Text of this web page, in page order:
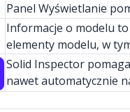
Panel Wyświetlanie
Informacje o modelu
elementy modelu, w
Solid Inspector
nawet automatycznie